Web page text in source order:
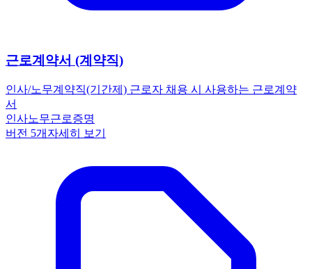
근로계약서 (계약직)
인사/노무계약직(기간제) 근로자 채용 시 사용하는 근로계약
서
인사노무근로증명
버전 5개 자세히 보기